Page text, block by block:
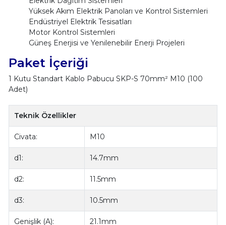
Yüksek Akım Elektrik Panoları ve Kontrol Sistemleri
Endüstriyel Elektrik Tesisatları
Motor Kontrol Sistemleri
Güneş Enerjisi ve Yenilenebilir Enerji Projeleri
Paket İçeriği
1 Kutu Standart Kablo Pabucu SKP-S 70mm² M10 (100
Adet)
Teknik Özellikler
Civata: M10
d1: 14.7mm
d2: 11.5mm
d3: 10.5mm
Genişlik (A): 21.1mm